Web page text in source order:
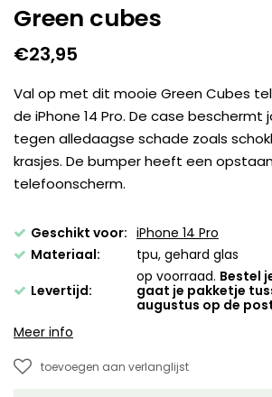
Green cubes
€23,95
Val op met dit mooie Green Cubes
de iPhone 14 Pro. De case
tegen alledaagse schade zoals
krasjes. De bumper heeft een
telefoonscherm.
Geschikt voor: iPhone 14 Pro
Materiaal:
tpu, gehard glas
Levertijd:
op voorraad. Bestel
gaat je pakketje
augustus op de
Meer info
toevoegen aan verlanglijst